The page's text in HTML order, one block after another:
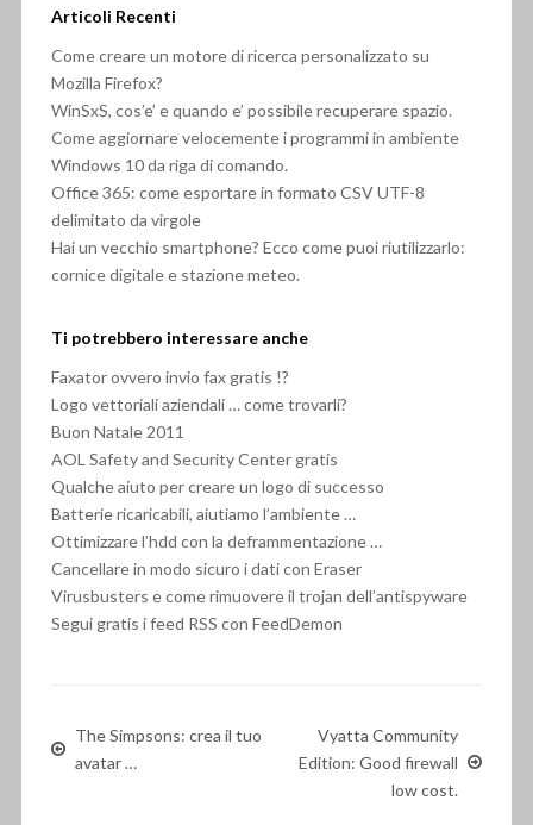
Articoli Recenti
Come creare un motore di ricerca personalizzato su
Mozilla Firefox?
WinSxS, cos’e’ e quando e’ possibile recuperare spazio.
Come aggiornare velocemente i programmi in ambiente
Windows 10 da riga di comando.
Office 365: come esportare in formato CSV UTF-8
delimitato da virgole
Hai un vecchio smartphone? Ecco come puoi riutilizzarlo:
cornice digitale e stazione meteo.
Ti potrebbero interessare anche
Faxator ovvero invio fax gratis !?
Logo vettoriali aziendali … come trovarli?
Buon Natale 2011
AOL Safety and Security Center gratis
Qualche aiuto per creare un logo di successo
Batterie ricaricabili, aiutiamo l’ambiente …
Ottimizzare l’hdd con la deframmentazione …
Cancellare in modo sicuro i dati con Eraser
Virusbusters e come rimuovere il trojan dell’antispyware
Segui gratis i feed RSS con FeedDemon
The Simpsons: crea il tuo
avatar …
Vyatta Community
Edition: Good firewall
low cost.